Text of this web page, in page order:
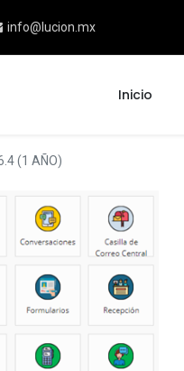
info@lucion.mx
Inicio
(1 AÑO)